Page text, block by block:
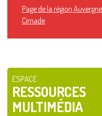
Page de la région
Cimade
ESPACE
RESSOURCES
MULTIMÉDIA